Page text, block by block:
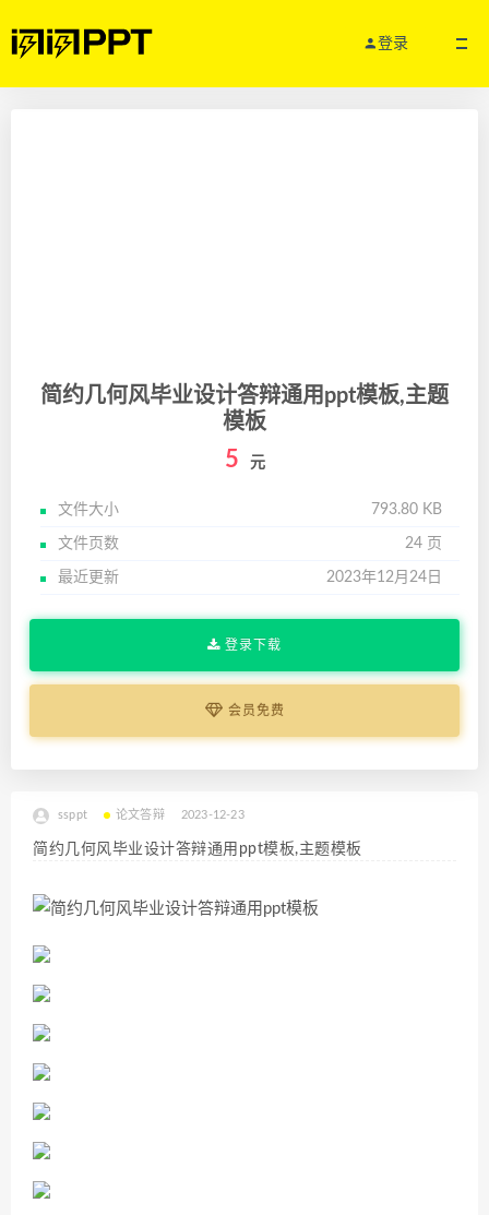
登录
简约几何风毕业设计答辩通用ppt模板,主题
模板
5 元
文件大小 793.80 KB
文件页数 24 页
最近更新 2023年12月24日
登录下载
会员免费
ssppt 论文答辩 2023-12-23
简约几何风毕业设计答辩通用ppt模板,主题模板